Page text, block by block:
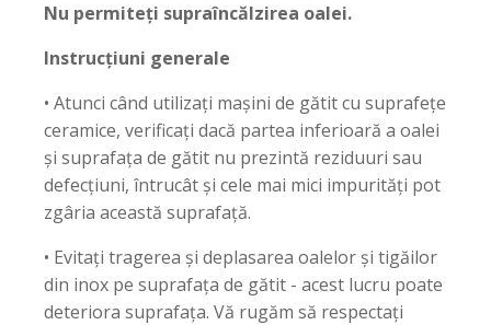
Nu permiteți supraîncălzirea oalei.
Instrucțiuni generale
• Atunci când utilizați mașini de gătit cu suprafețe
ceramice, verificați dacă partea inferioară a oalei
și suprafața de gătit nu prezintă reziduuri sau
defecțiuni, întrucât și cele mai mici impurități pot
zgâria această suprafață.
• Evitați tragerea și deplasarea oalelor și tigăilor
din inox pe suprafața de gătit - acest lucru poate
deteriora suprafața. Vă rugăm să respectați